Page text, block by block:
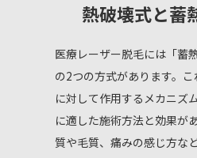
熱破壊式と蓄
医療レーザー脱毛には「蓄
の2つの方式があります。
に対して作用するメカニズ
に適した施術方法と効果が
質や毛質、痛みの感じ方な